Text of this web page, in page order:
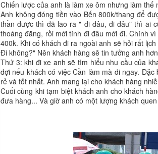
Chiến lược của anh là làm xe ôm nhưng làm
Anh không đóng tiền vào Bến 800k/thang để
thần được thì đã lao ra " đi đâu, đi đâu" thì ai
thoáng đãng, rồi mới tính đi đâu mới đi. Chính
400k. Khi có khách đi ra ngoài anh sẽ hỏi rất
Đi không?" Nên khách hàng sẽ tin tưởng anh
Thứ 3: khi đi xe anh sẽ tìm hiểu nhu cầu của
đợi nếu khách có việc Cần làm mà đi ngay.
rẻ và tốt nhất. Anh mang lại cho khách hàng
Cuối cùng khi tạm biệt khách anh cho khách
đưa hàng... Và giờ anh có một lượng khách